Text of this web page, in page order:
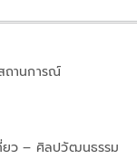
ถานการณ์
ยว – ศิลปวัฒนธรรม